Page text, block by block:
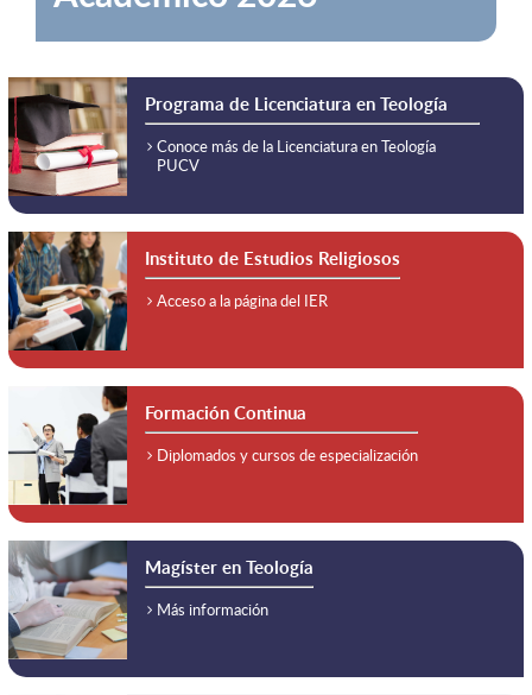
Programa de Licenciatura en Teología
Conoce más de la Licenciatura en Teología
PUCV
Instituto de Estudios Religiosos
Acceso a la página del IER
Formación Continua
Diplomados y cursos de especialización
Magíster en Teología
Más información